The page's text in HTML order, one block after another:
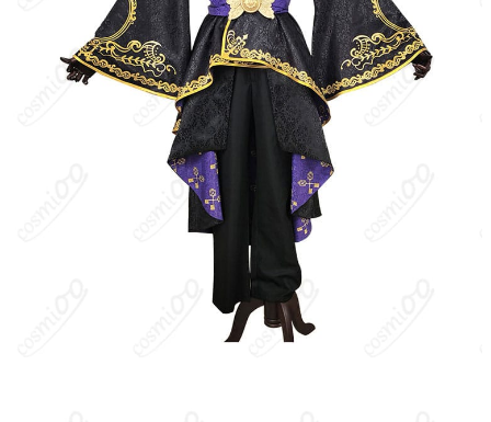
洗濯方法
手洗い推奨、漂白不可
『ディズニー ツイステッドワンダーランド』は、ディズニーヴィ
ランズの“美”と“精神”にインスパイアされたキャラクターが活躍す
る学園ADV／リズムゲーム。舞台は魔法士養成校ナイトレイブン
カレッジ（NRC）。主人公は異世界から召喚され、個性豊かな寮
生たち（ハーツラビュル、サバナクロー、オクタヴィネル、スカ
ラビア、ポムフィオーレ、イグニハイド、ディアソムニア）と学
園生活や事件を共にする。キャラクターたちはそれぞれ寮のモチ
ーフに基づく美学や矜持を持ち、ストーリーとカード衣装によっ
：式典服はナイトレイブンカレッジの入学式や
公式行事で着用する正装。黒を基調に金色の装飾と校章エンブレ
ムが配され、ローブ／ケープ、ハット、シャツ＋タイ、ベルト、